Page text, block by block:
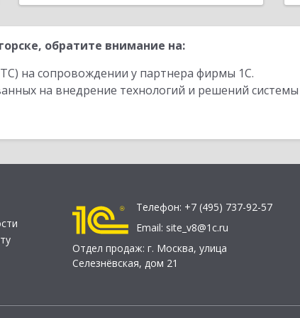
обратите внимание на:
на сопровождении у партнера фирмы 1С.
на внедрение технологий и решений
Телефон: +7 (495) 737-92-57
Email: site_v8@1c.ru
Отдел продаж: г. Москва, улица
Селезнёвская, дом 21